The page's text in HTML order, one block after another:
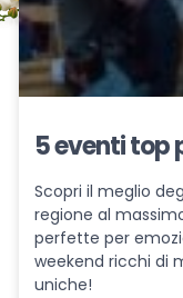
5 eventi top
Scopri il meglio
regione al
perfette per
weekend ricchi di
uniche!